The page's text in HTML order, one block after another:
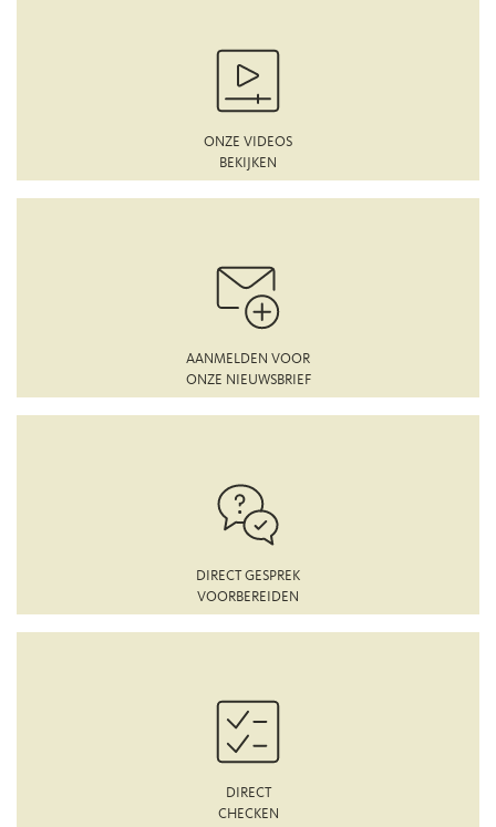
ONZE VIDEOS
BEKIJKEN
AANMELDEN VOOR
ONZE NIEUWSBRIEF
DIRECT GESPREK
VOORBEREIDEN
DIRECT
CHECKEN